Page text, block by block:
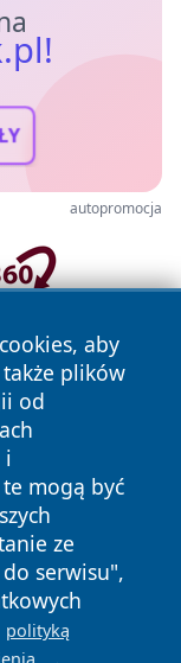
autopromocja
aby
także plików
od
i
mogą być
ze
serwisu",
polityką
prawa
Polityka
Cookies